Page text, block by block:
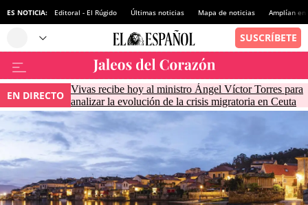
ES NOTICIA: Editoral - El Rúgido Últimas noticias Mapa de noticias Amplían
EN DIRECTO Vivas recibe hoy al ministro Ángel Víctor Torres para
analizar la evolución de la crisis migratoria en Ceuta